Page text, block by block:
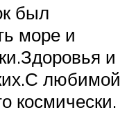
был
море и
и
любимой
космически.